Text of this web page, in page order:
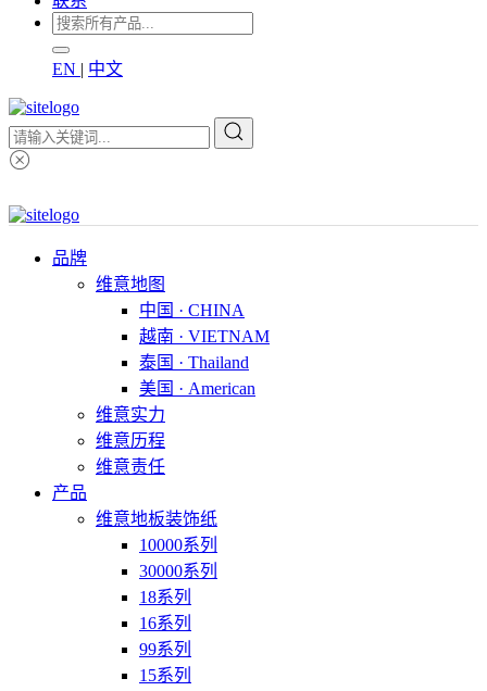
EN | 中文
品牌
维意地图
中国 · CHINA
越南 · VIETNAM
泰国 · Thailand
美国 · American
维意实力
维意历程
维意责任
产品
维意地板装饰纸
10000系列
30000系列
18系列
16系列
99系列
15系列